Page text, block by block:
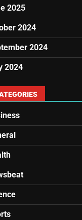
2025
2024
2024
2024